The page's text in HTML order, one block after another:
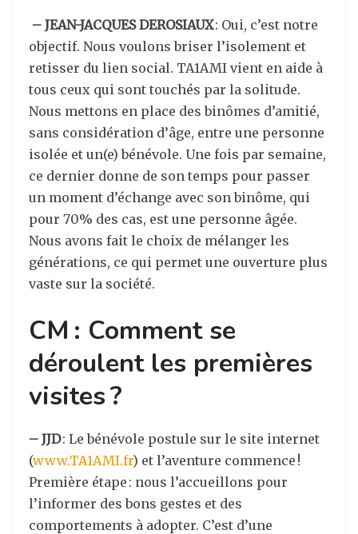
– JEAN-JACQUES DEROSIAUX: Oui, c’est notre
objectif. Nous voulons briser l’isolement et
retisser du lien social. TA1AMI vient en aide à
tous ceux qui sont touchés par la solitude.
Nous mettons en place des binômes d’amitié,
sans considération d’âge, entre une personne
isolée et un(e) bénévole. Une fois par semaine,
ce dernier donne de son temps pour passer
un moment d’échange avec son binôme, qui
pour 70% des cas, est une personne âgée.
Nous avons fait le choix de mélanger les
générations, ce qui permet une ouverture plus
vaste sur la société.
CM : Comment se
déroulent les premières
visites ?
– JJD: Le bénévole postule sur le site internet
(www.TA1AMI.fr) et l’aventure commence !
Première étape : nous l’accueillons pour
l’informer des bons gestes et des
comportements à adopter. C’est d’une